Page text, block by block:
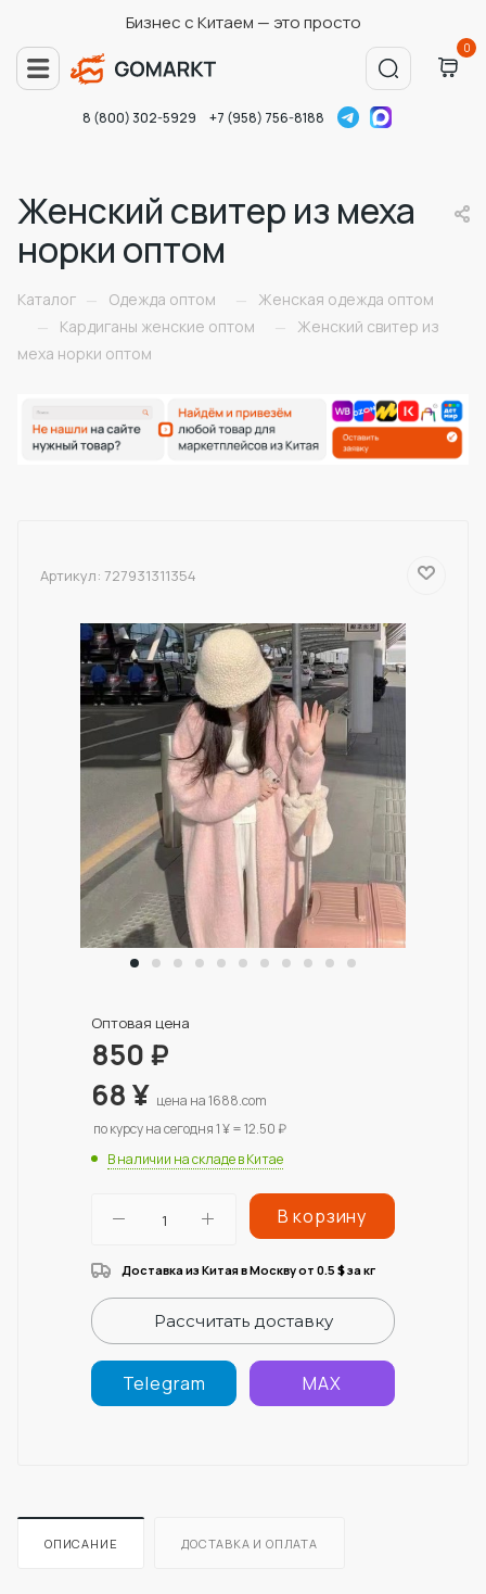
Бизнес с Китаем — это просто
0
8 (800) 302-5929 +7 (958) 756-8188
Женский свитер из меха
норки оптом
Каталог — Одежда оптом —
Женская одежда оптом
—
Кардиганы женские оптом —
Женский свитер из
меха норки оптом
Артикул: 727931311354
Оптовая цена
850₽
68¥ цена на 1688.com
по курсу на сегодня 1 ¥ = 12.50 ₽
В наличии на складе в Китае
В корзину
Доставка из Китая в Москву от 0.5 $за кг
Рассчитать доставку
Telegram MAX
ОПИСАНИЕ ДОСТАВКА И ОПЛАТА